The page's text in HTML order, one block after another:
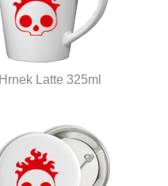
Hrnek Latte 325ml